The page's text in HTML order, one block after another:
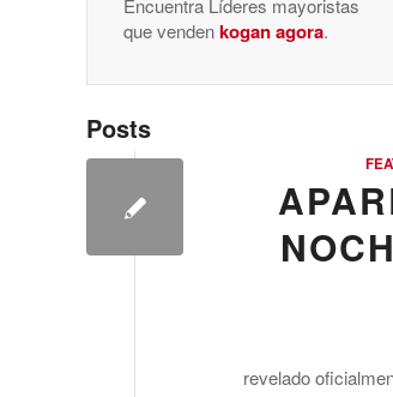
Encuentra Líderes mayoristas
que vendenkogan agora.
Posts
revelado